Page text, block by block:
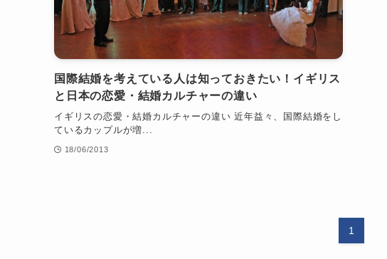
国際結婚を考えている人は知っておきたい！イギリス
と日本の恋愛・結婚カルチャーの違い
イギリスの恋愛・結婚カルチャーの違い 近年益々、国際結婚をし
ているカップルが増...
18/06/2013
1